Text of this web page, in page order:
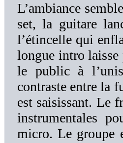
L’ambiance
set, la guitare
l’étincelle qui
longue intro laisse
le public à
contraste entre la
est saisissant. Le
instrumentales
micro. Le groupe